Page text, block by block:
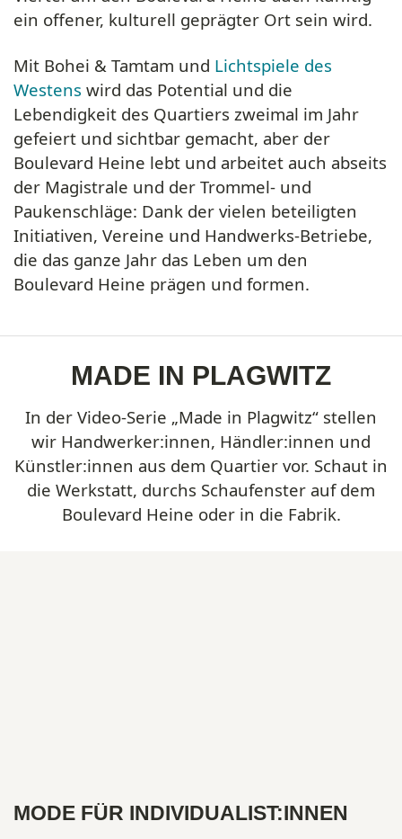
ein offener, kulturell geprägter Ort sein wird.
Mit Bohei & Tamtam und Lichtspiele des
Westens wird das Potential und die
Lebendigkeit des Quartiers zweimal im Jahr
gefeiert und sichtbar gemacht, aber der
Boulevard Heine lebt und arbeitet auch abseits
der Magistrale und der Trommel- und
Paukenschläge: Dank der vielen beteiligten
Initiativen, Vereine und Handwerks-Betriebe,
die das ganze Jahr das Leben um den
Boulevard Heine prägen und formen.
MADE IN PLAGWITZ
In der Video-Serie „Made in Plagwitz“ stellen
wir Handwerker:innen, Händler:innen und
Künstler:innen aus dem Quartier vor. Schaut in
die Werkstatt, durchs Schaufenster auf dem
Boulevard Heine oder in die Fabrik.
MODE FÜR INDIVIDUALIST:INNEN